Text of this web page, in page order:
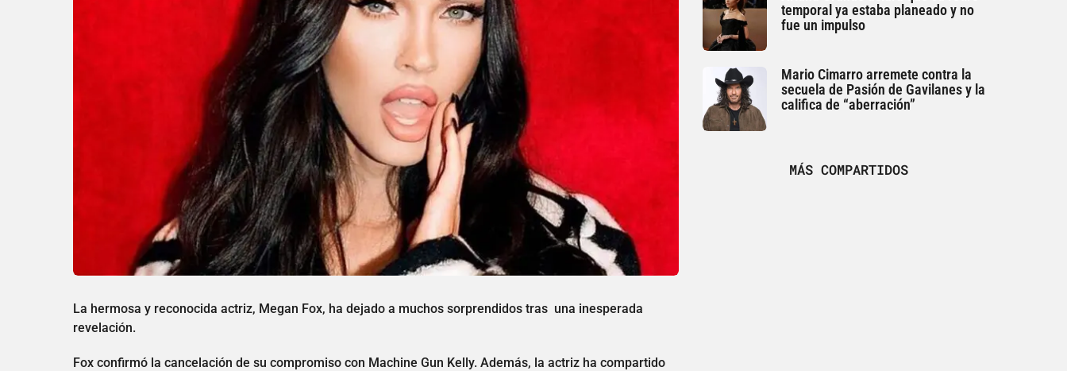
La hermosa y reconocida actriz, Megan Fox, ha dejado a muchos sorprendidos tras una inesperada
revelación.
Fox confirmó la cancelación de su compromiso con Machine Gun Kelly. Además, la actriz ha compartido
temporal ya estaba planeado y no
fue un impulso
Mario Cimarro arremete contra la
secuela de Pasión de Gavilanes y la
califica de “aberración”
MÁS COMPARTIDOS